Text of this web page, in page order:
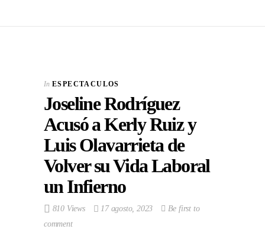
In ESPECTACULOS
Joseline Rodríguez
Acusó a Kerly Ruiz y
Luis Olavarrieta de
Volver su Vida Laboral
un Infierno
810 Views 17 agosto, 2023
Be first to
comment